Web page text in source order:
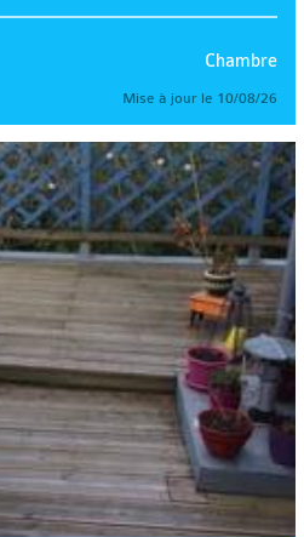
Chambre
Mise à jour le 10/08/26